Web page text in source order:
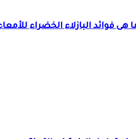
فوائد البازلاء الخضراء